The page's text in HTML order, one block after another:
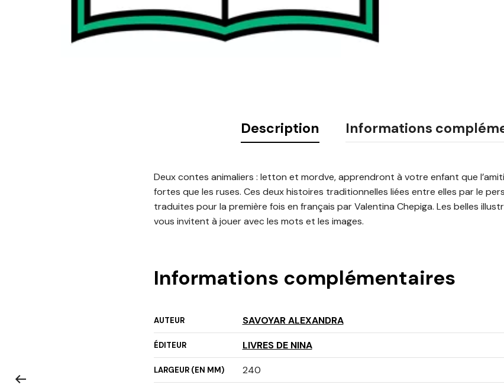
Description Informations
Deux contes animaliers : letton et mordve, apprendront à votre enfant que
fortes que les ruses. Ces deux histoires traditionnelles liées entre elles par le
traduites pour la première fois en français par Valentina Chepiga. Les belles
vous invitent à jouer avec les mots et les images.
Informations complémentaires
AUTEUR SAVOYAR ALEXANDRA
ÉDITEUR LIVRES DE NINA
LARGEUR (EN MM) 240